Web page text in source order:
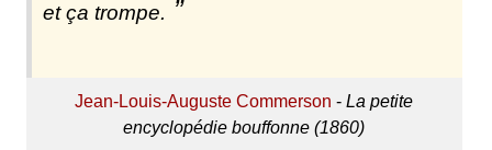
et ça trompe.
Jean-Louis-Auguste Commerson -La petite
encyclopédie bouffonne (1860)